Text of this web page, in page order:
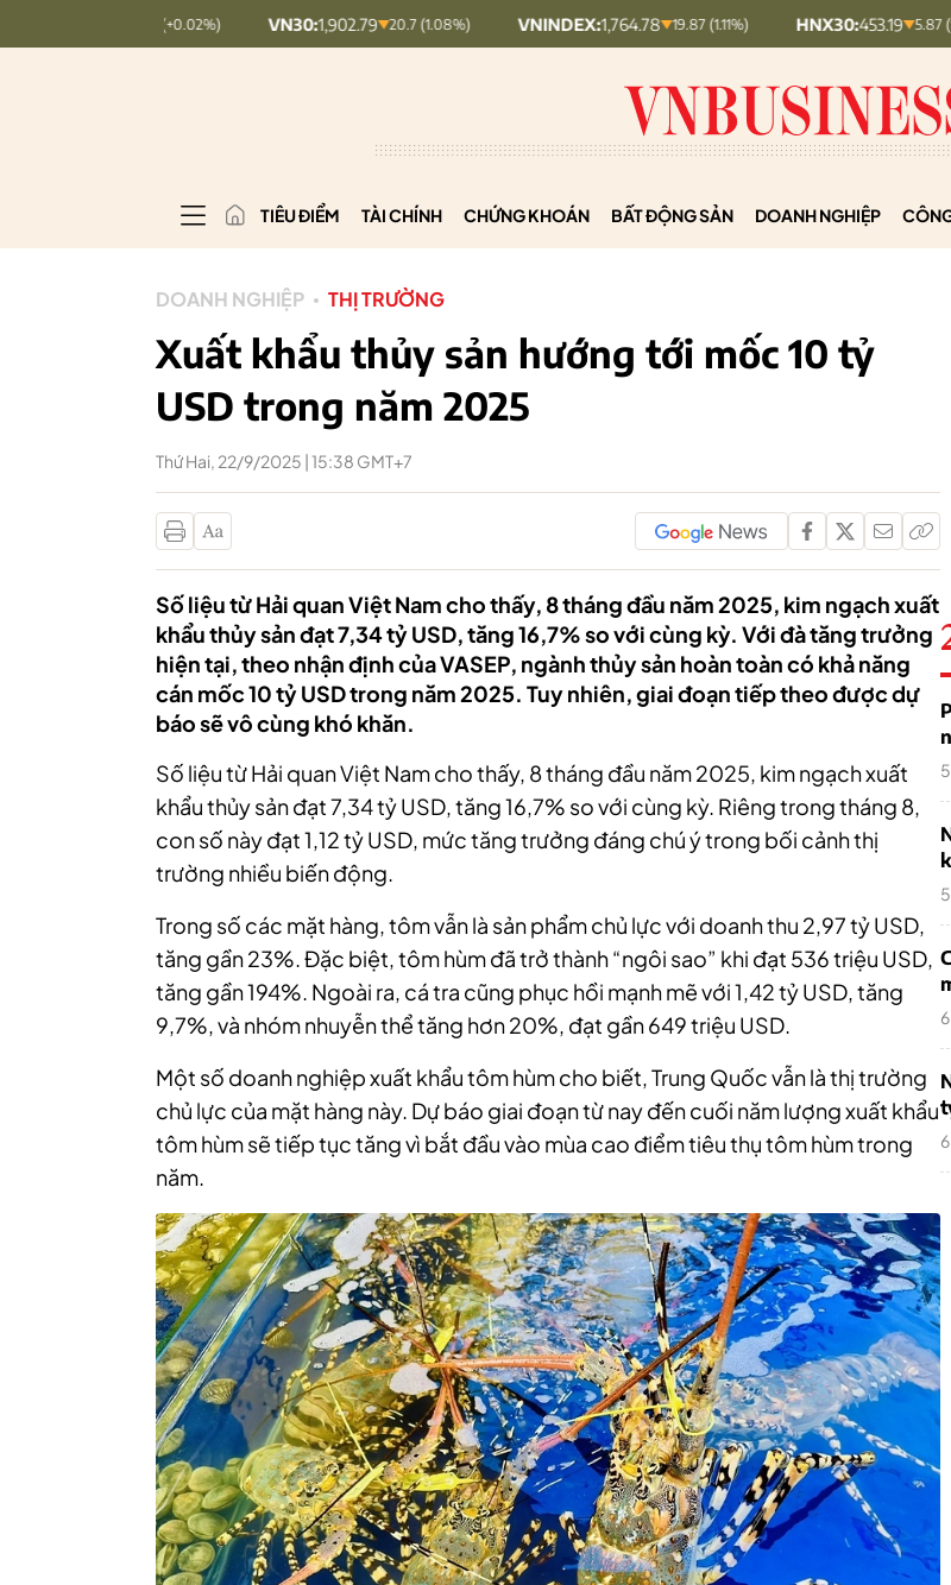
VN30:1,902.79 20.7 (1.08%) VNINDEX: 1,764.78 19.87 (1.11%) HNX30: 453.19 5.87 (1.28%)
TIÊU ĐIỂM TÀI CHÍNH CHỨNG KHOÁN BẤT ĐỘNG SẢN DOANH NGHIỆP
DOANH NGHIỆP THỊ TRƯỜNG
Xuất khẩu thủy sản hướng tới mốc 10 tỷ
USD trong năm 2025
Thứ Hai, 22/9/2025 | 15:38 GMT+7
Số liệu từ Hải quan Việt Nam cho thấy, 8 tháng đầu năm 2025, kim ngạch xuất
khẩu thủy sản đạt 7,34 tỷ USD, tăng 16,7% so với cùng kỳ. Với đà tăng trưởng
hiện tại, theo nhận định của VASEP, ngành thủy sản hoàn toàn có khả năng
cán mốc 10 tỷ USD trong năm 2025. Tuy nhiên, giai đoạn tiếp theo được dự
báo sẽ vô cùng khó khăn.
Số liệu từ Hải quan Việt Nam cho thấy, 8 tháng đầu năm 2025, kim ngạch xuất
khẩu thủy sản đạt 7,34 tỷ USD, tăng 16,7% so với cùng kỳ. Riêng trong tháng 8,
con số này đạt 1,12 tỷ USD, mức tăng trưởng đáng chú ý trong bối cảnh thị
trường nhiều biến động.
Trong số các mặt hàng, tôm vẫn là sản phẩm chủ lực với doanh thu 2,97 tỷ USD,
tăng gần 23%. Đặc biệt, tôm hùm đã trở thành “ngôi sao” khi đạt 536 triệu USD,
tăng gần 194%. Ngoài ra, cá tra cũng phục hồi mạnh mẽ với 1,42 tỷ USD, tăng
9,7%, và nhóm nhuyễn thể tăng hơn 20%, đạt gần 649 triệu USD.
Một số doanh nghiệp xuất khẩu tôm hùm cho biết, Trung Quốc vẫn là thị trường
chủ lực của mặt hàng này. Dự báo giai đoạn từ nay đến cuối năm lượng xuất khẩu
tôm hùm sẽ tiếp tục tăng vì bắt đầu vào mùa cao điểm tiêu thụ tôm hùm trong
năm.